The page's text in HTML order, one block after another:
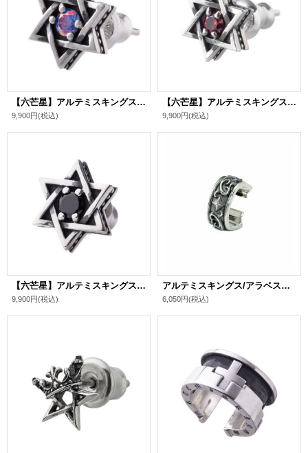
【六芒星】アルテミスキングス/ヘキサグラムスタッドピアスBL シルバ－925 メンズ ブランド
9,900円(税込)
【六芒星】アルテミスキングス/ヘキサグラムスタッドピアスRD シルバ－925 メンズ ブランド
9,900円(税込)
【六芒星】アルテミスキングス/ヘキサグラムスタッドピアスBK シルバ－925 メンズ ブランド
9,900円(税込)
アルテミスキングス/アラベスクイヤーカフ シルバ－925 メンズ ブランド
6,050円(税込)